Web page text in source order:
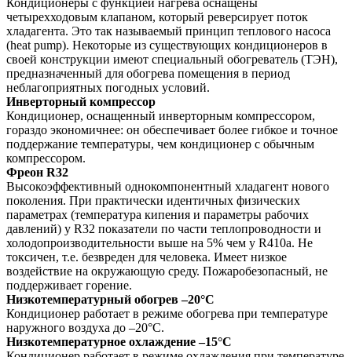
Кондиционеры с функцией нагрева оснащены
четырехходовым клапаном, который реверсирует поток
хладагента. Это так называемый принцип теплового насоса
(heat pump). Некоторые из существующих кондиционеров в
своей конструкции имеют специальный обогреватель (ТЭН),
предназначенный для обогрева помещения в период
неблагоприятных погодных условий.
Инверторный компрессор
Кондиционер, оснащенный инверторным компрессором,
гораздо экономичнее: он обеспечивает более гибкое и точное
поддержание температуры, чем кондиционер с обычным
компрессором.
Фреон R32
Высокоэффективный однокомпонентный хладагент нового
поколения. При практически идентичных физических
параметрах (температура кипения и параметры рабочих
давлений) у R32 показатели по части теплопроводности и
холодопроизводительности выше на 5% чем у R410а. Не
токсичен, т.е. безвреден для человека. Имеет низкое
воздействие на окружающую среду. Пожаробезопасный, не
поддерживает горение.
Низкотемпературный обогрев –20°C
Кондиционер работает в режиме обогрева при температуре
наружного воздуха до –20°C.
Низкотемпературное охлаждение –15°C